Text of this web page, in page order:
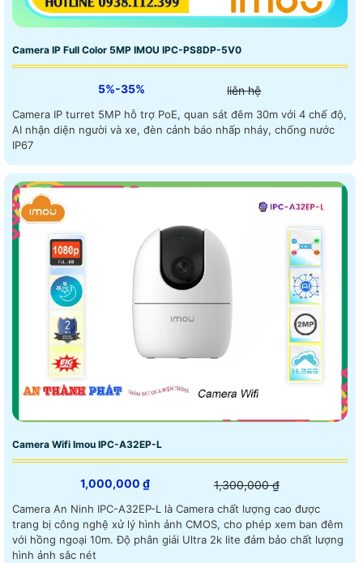
Camera IP Full Color 5MP IMOU IPC-PS8DP-5V0
5%-35% liên hệ
Camera IP turret 5MP hỗ trợ PoE, quan sát đêm 30m với 4 chế độ,
AI nhận diện người và xe, đèn cảnh báo nhấp nháy, chống nước
IP67
Camera Wifi Imou IPC-A32EP-L
1,000,000 ₫ 1,300,000 ₫
Camera An Ninh IPC-A32EP-L là Camera chất lượng cao được
trang bị công nghệ xử lý hình ảnh CMOS, cho phép xem ban đêm
với hồng ngoại 10m. Độ phân giải Ultra 2k lite đảm bảo chất lượng
hình ảnh sắc nét